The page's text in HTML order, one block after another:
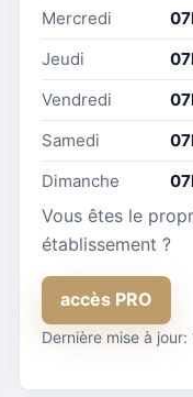
Mercredi
Jeudi
Vendredi
Samedi
Dimanche
Vous êtes le
établissement ?
accès PRO
Dernière mise à